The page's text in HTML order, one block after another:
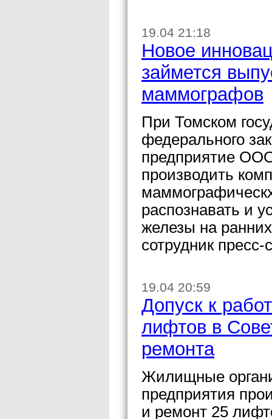
19.04 21:18
Новое
займется
маммографов
При Томском
федерального
предприятие
производить
распознавать и
железы на
сотрудник
19.04 20:59
Допуск к
лифтов в
ремонта
Жилищные
предприятия
и ремонт 25